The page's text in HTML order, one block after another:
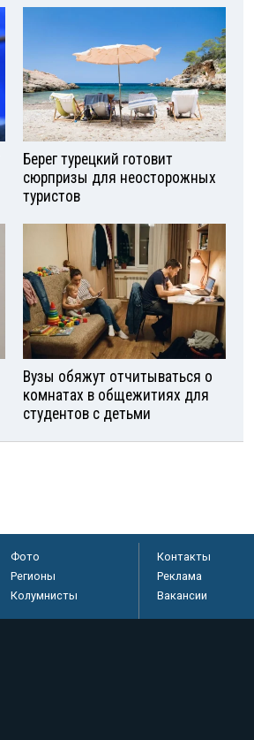
Берег турецкий готовит
сюрпризы для неосторожных
туристов
Вузы обяжут отчитываться о
комнатах в общежитиях для
студентов с детьми
Фото
Регионы
Колумнисты
Контакты
Реклама
Вакансии